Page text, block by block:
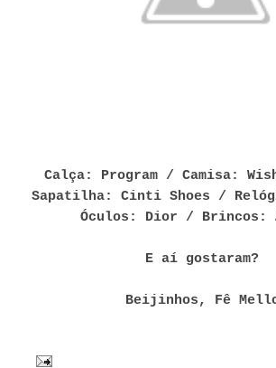
Calça: Program / Camisa:
Sapatilha: Cinti Shoes /
Óculos: Dior / Brincos:
E aí gostaram?
Beijinhos, Fê